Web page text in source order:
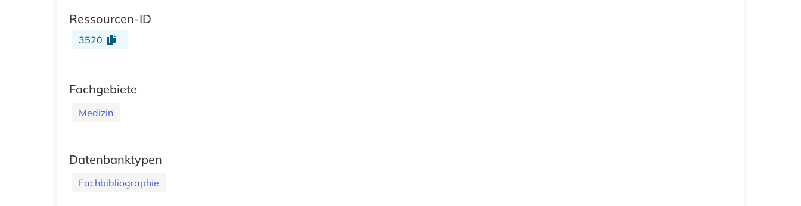
Ressourcen-ID
3520
Fachgebiete
Medizin
Datenbanktypen
Fachbibliographie